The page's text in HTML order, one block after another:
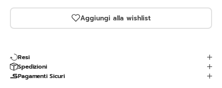
Aggiungi alla wishlist
Resi
Spedizioni
Pagamenti Sicuri